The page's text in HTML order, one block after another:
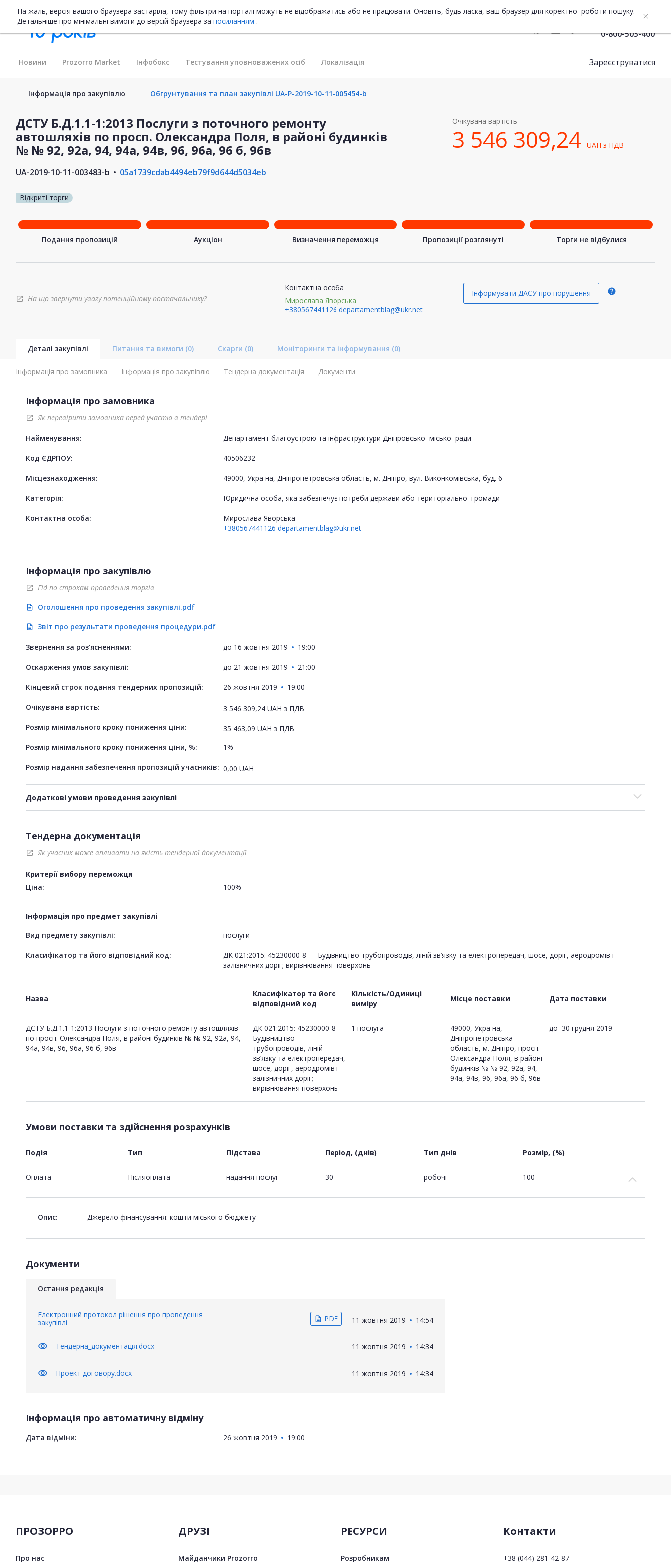
На жаль, версія вашого браузера застаріла, тому фільтри на порталі можуть не відображатись або не працювати. Оновіть, будь ласка, ваш браузер для коректної роботи пошуку.
Детальніше про мінімальні вимоги до версій браузера за посиланням .
UA
ENG 0-800-503-400
Новини Prozorro Market Інфобокс Тестування уповноважених осіб Локалізація Зареєструватися
Інформація про закупівлю Обгрунтування та план закупівлі UA-P-2019-10-11-005454-b
ДСТУ Б.Д.1.1-1:2013 Послуги з поточного ремонту
автошляхів по просп. Олександра Поля, в районі будинків
№ № 92, 92а, 94, 94а, 94в, 96, 96а, 96 б, 96в
UA-2019-10-11-003483-b 05a1739cdab4494eb79f9d644d5034eb
Відкриті торги
Очікувана вартість
3 546 309,24UAHз ПДВ
Подання пропозицій Аукціон Визначення переможця Пропозиції розглянуті Торги не відбулися
open_in_new На що звернути увагу потенційному постачальнику?
Контактна особа
Мирослава Яворська
+380567441126 departamentblag@ukr.net
Інформувати ДАСУ про порушення help
Деталі закупівлі Питання та вимоги (0) Скарги (0) Моніторинги та інформування (0)
Інформація про замовника Інформація про закупівлю Тендерна документація Документи
Інформація про замовника
open_in_new Як перевірити замовника перед участю в тендері
Найменування: Департамент благоустрою та інфраструктури Дніпровської міської ради
Код ЄДРПОУ: 40506232
Місцезнаходження: 49000, Україна, Дніпропетровська область, м. Дніпро, вул. Виконкомівська, буд. 6
Категорія: Юридична особа, яка забезпечує потреби держави або територіальної громади
Контактна особа:
Мирослава Яворська
+380567441126 departamentblag@ukr.net
Інформація про закупівлю
open_in_new Гід по строкам проведення торгів
description Оголошення про проведення закупівлі.pdf
description Звіт про результати проведення процедури.pdf
Звернення за роз'ясненнями: до 16 жовтня 2019 19:00
Оскарження умов закупівлі: до 21 жовтня 2019 21:00
Кінцевий строк подання тендерних пропозицій: 26 жовтня 2019 19:00
Очікувана вартість: 3 546 309,24 UAH з ПДВ
Розмір мінімального кроку пониження ціни:
35 463,09 UAH з ПДВ
Розмір мінімального кроку пониження ціни, %:
1%
Розмір надання забезпечення пропозицій учасників: 0,00 UAH
Додаткові умови проведення закупівлі
Тендерна документація
open_in_new Як учасник може впливати на якість тендерної документації
Критерії вибору переможця
Ціна:
100%
Інформація про предмет закупівлі
Вид предмету закупівлі:
послуги
Класифікатор та його відповідний код:
ДК 021:2015: 45230000-8 — Будівництво трубопроводів, ліній зв’язку та електропередач, шосе, доріг, аеродромів і
залізничних доріг; вирівнювання поверхонь
Назва
Класифікатор та його
відповідний код
Кількість/Одиниці
виміру
Місце поставки Дата поставки
ДСТУ Б.Д.1.1-1:2013 Послуги з поточного ремонту автошляхів
по просп. Олександра Поля, в районі будинків № № 92, 92а, 94,
94а, 94в, 96, 96а, 96 б, 96в
ДК 021:2015: 45230000-8 —
Будівництво
трубопроводів, ліній
зв’язку та електропередач,
шосе, доріг, аеродромів і
залізничних доріг;
вирівнювання поверхонь
1 послуга
49000, Україна,
Дніпропетровська
область, м. Дніпро, просп.
Олександра Поля, в районі
будинків № № 92, 92а, 94,
94а, 94в, 96, 96а, 96 б, 96в
до 30 грудня 2019
Умови поставки та здійснення розрахунків
Подія Тип Підстава Період, (днів) Тип днів Розмір, (%)
Оплата Пiсляоплата надання послуг 30 робочі 100
Опис: Джерело фінансування: кошти міського бюджету
Документи
Остання редакція
Електронний протокол рішення про проведення
закупівлі
description PDF 11 жовтня 2019 14:54
visibility Тендерна_документація.docx 11 жовтня 2019 14:34
visibility Проект договору.docx 11 жовтня 2019 14:34
Інформація про автоматичну відміну
Дата відміни: 26 жовтня 2019 19:00
ПРОЗОРРО
Про нас
ДРУЗІ
Майданчики Prozorro
РЕСУРСИ
Розробникам
Контакти
+38 (044) 281-42-87